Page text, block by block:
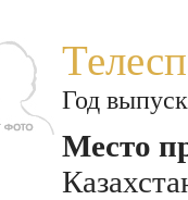
Год
Место